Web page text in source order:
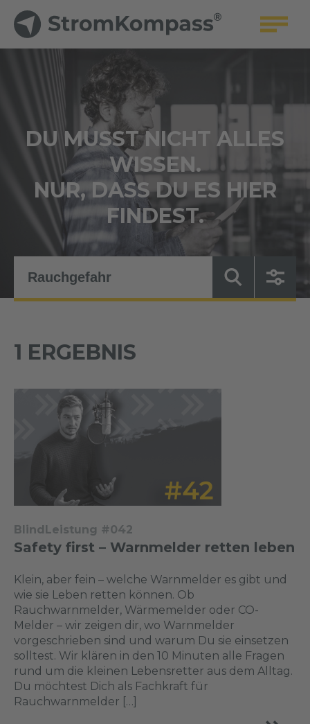
DU MUSST NICHT ALLES
WISSEN.
NUR, DASS DU ES HIER
FINDEST.
1 ERGEBNIS
BlindLeistung #042
Safety first – Warnmelder retten leben
Klein, aber fein – welche Warnmelder es gibt und
wie sie Leben retten können. Ob
Rauchwarnmelder, Wärmemelder oder CO-
Melder – wir zeigen dir, wo Warnmelder
vorgeschrieben sind und warum Du sie einsetzen
solltest. Wir klären in den 10 Minuten alle Fragen
rund um die kleinen Lebensretter aus dem Alltag.
Du möchtest Dich als Fachkraft für
Rauchwarnmelder […]